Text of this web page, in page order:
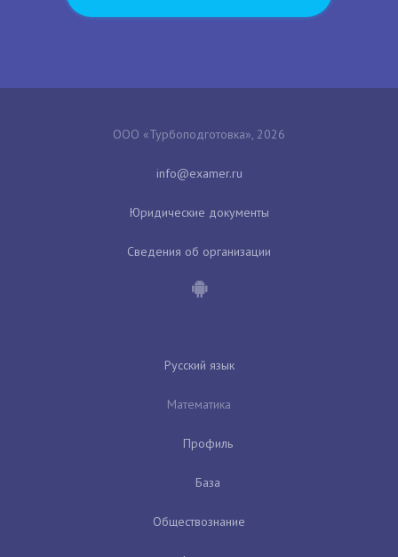
ООО «Турбоподготовка», 2026
Юридические документы
Сведения об организации
Русский язык
Математика
Профиль
База
Обществознание